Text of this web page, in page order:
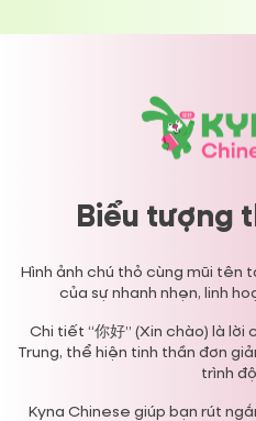
Biểu tượng
Hình ảnh chú thỏ cùng mũi tên
của sự nhanh nhẹn, linh
Chi tiết “你好” (Xin chào) là
Trung, thể hiện tinh thần đơn
trình
Kyna Chinese giúp bạn rút